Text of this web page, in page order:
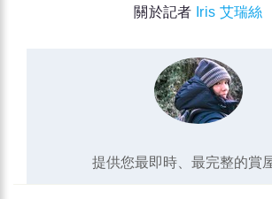
關於記者 Iris 艾瑞絲
提供您最即時、最完整的賞